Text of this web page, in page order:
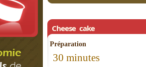
Cheese cake
Préparation
30 minutes